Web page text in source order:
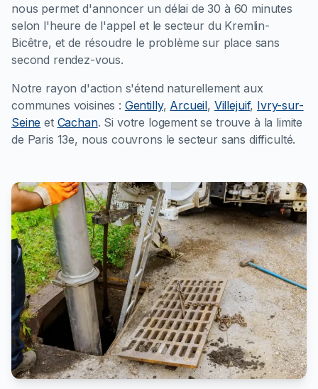
nous permet d'annoncer un délai de 30 à 60 minutes
selon l'heure de l'appel et le secteur du Kremlin-
Bicêtre, et de résoudre le problème sur place sans
second rendez-vous.
Notre rayon d'action s'étend naturellement aux
communes voisines : Gentilly, Arcueil, Villejuif, Ivry-sur-
Seine et Cachan. Si votre logement se trouve à la limite
de Paris 13e, nous couvrons le secteur sans difficulté.